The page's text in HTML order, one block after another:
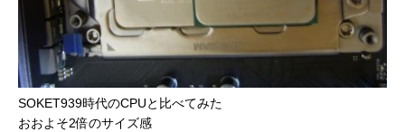
SOKET939時代のCPUと比べてみた
おおよそ2倍のサイズ感